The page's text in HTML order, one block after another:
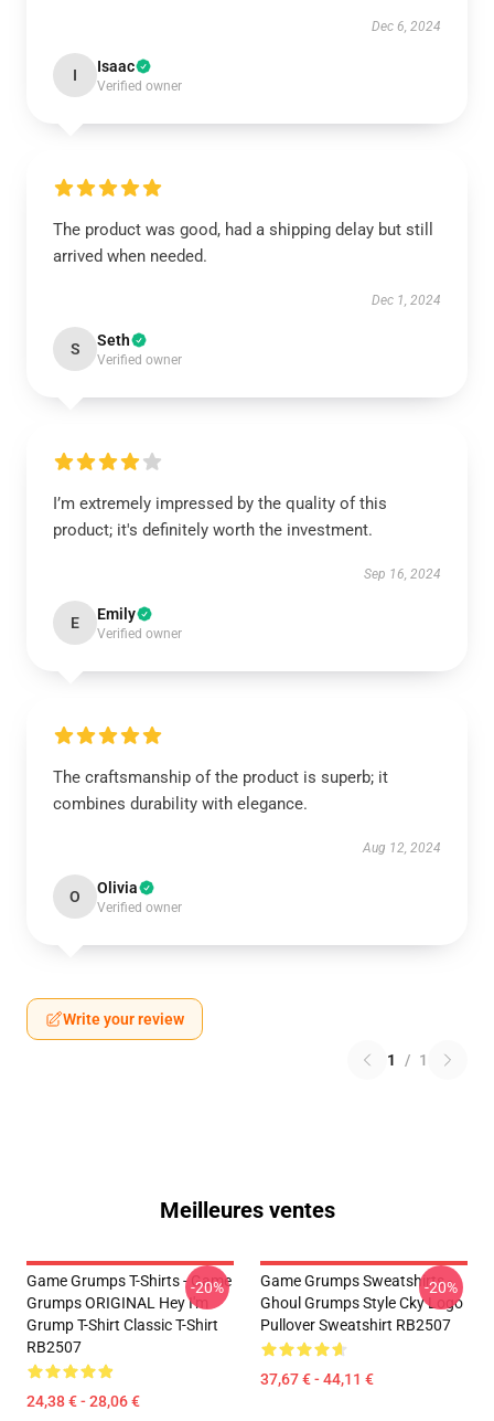
Dec 6, 2024
I Isaac
Verified owner
The product was good, had a shipping delay but still
arrived when needed.
Dec 1, 2024
S Seth
Verified owner
I’m extremely impressed by the quality of this
product; it's definitely worth the investment.
Sep 16, 2024
E Emily
Verified owner
The craftsmanship of the product is superb; it
combines durability with elegance.
Aug 12, 2024
O Olivia
Verified owner
Write your review
1 / 1
Meilleures ventes
Game Grumps T-Shirts - Game
Grumps ORIGINAL Hey I'm
Grump T-Shirt Classic T-Shirt
RB2507
24,38 € - 28,06 €
-20%
Game Grumps Sweatshirts -
Ghoul Grumps Style Cky Logo
Pullover Sweatshirt RB2507
37,67 € - 44,11 €
-20%